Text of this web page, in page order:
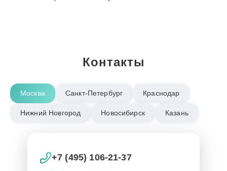
Контакты
Москва Санкт-Петербург Краснодар
Нижний Новгород Новосибирск Казань
+7 (495) 106-21-37